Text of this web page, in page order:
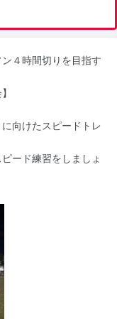
４時間切りを目指す
向けたスピードトレ
ード練習をしましょ